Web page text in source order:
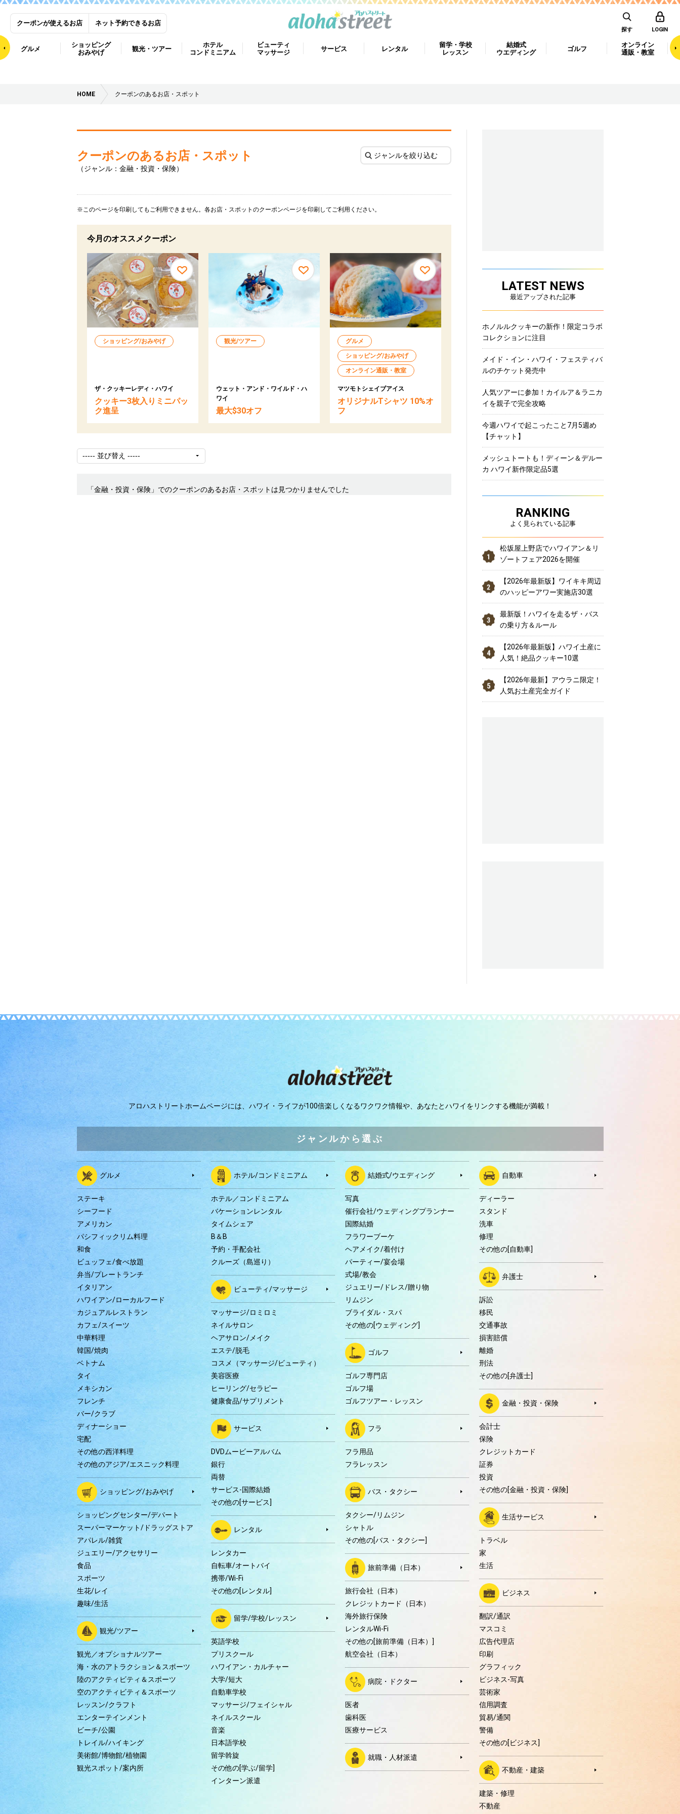
クーポンが使えるお店 ネット予約できるお店
探す LOGIN
グルメ
ショッピング
おみやげ
観光・ツアー
ホテル
コンドミニアム
ビューティ
マッサージ
サービス レンタル
留学・学校
レッスン
結婚式
ウエディング
ゴルフ
オンライン
通販・教室
HOME クーポンのあるお店・スポット
クーポンのあるお店・スポット
（ジャンル：金融・投資・保険）
ジャンルを絞り込む
※このページを印刷してもご利用できません。各お店・スポットのクーポンページを印刷してご利用ください。
今月のオススメクーポン
ショッピング/おみやげ
ザ・クッキーレディ・ハワイ
クッキー3枚入りミニパッ
ク進呈
観光/ツアー
ウェット・アンド・ワイルド・ハ
ワイ
最大$30オフ
グルメ
ショッピング/おみやげ
オンライン通販・教室
マツモトシェイブアイス
オリジナルTシャツ 10%オ
フ
「金融・投資・保険」でのクーポンのあるお店・スポットは見つかりませんでした
LATEST NEWS
最近アップされた記事
ホノルルクッキーの新作！限定コラボ
コレクションに注目
メイド・イン・ハワイ・フェスティバ
ルのチケット発売中
人気ツアーに参加！カイルア＆ラニカ
イを親子で完全攻略
今週ハワイで起こったこと7月5週め
【チャット】
メッシュトートも！ディーン＆デルー
カ ハワイ新作限定品5選
RANKING
よく見られている記事
松坂屋上野店でハワイアン＆リ
ゾートフェア2026を開催
【2026年最新版】ワイキキ周辺
のハッピーアワー実施店30選
最新版！ハワイを走るザ・バス
の乗り方＆ルール
【2026年最新版】ハワイ土産に
人気！絶品クッキー10選
【2026年最新】アウラニ限定！
人気お土産完全ガイド
アロハストリートホームページには、 ハワイ・ライフが100倍楽しくなるワクワク情報や、 あなたとハワイをリンクする機能が満載！
ジャンルから選ぶ
グルメ
ステーキ
シーフード
アメリカン
パシフィックリム料理
和食
ビュッフェ/食べ放題
弁当/プレートランチ
イタリアン
ハワイアン/ローカルフード
カジュアルレストラン
カフェ/スイーツ
中華料理
韓国/焼肉
ベトナム
タイ
メキシカン
フレンチ
バー/クラブ
ディナーショー
宅配
その他の西洋料理
その他のアジア/エスニック料理
ショッピング/おみやげ
ショッピングセンター/デパート
スーパーマーケット/ドラッグストア
アパレル/雑貨
ジュエリー/アクセサリー
食品
スポーツ
生花/レイ
趣味/生活
観光/ツアー
観光／オプショナルツアー
海・水のアトラクション＆スポーツ
陸のアクティビティ＆スポーツ
空のアクティビティ＆スポーツ
レッスン/クラフト
エンターテインメント
ビーチ/公園
トレイル/ハイキング
美術館/博物館/植物園
観光スポット/案内所
ホテル/コンドミニアム
ホテル／コンドミニアム
バケーションレンタル
タイムシェア
B＆B
予約・手配会社
クルーズ（島巡り）
ビューティ/マッサージ
マッサージ/ロミロミ
ネイルサロン
ヘアサロン/メイク
エステ/脱毛
コスメ（マッサージ/ビューティ）
美容医療
ヒーリング/セラピー
健康食品/サプリメント
サービス
DVDムービーアルバム
銀行
両替
サービス-国際結婚
その他の[サービス]
レンタル
レンタカー
自転車/オートバイ
携帯/Wi-Fi
その他の[レンタル]
留学/学校/レッスン
英語学校
プリスクール
ハワイアン・カルチャー
大学/短大
自動車学校
マッサージ/フェイシャル
ネイルスクール
音楽
日本語学校
留学斡旋
その他の[学ぶ/留学]
インターン派遣
結婚式/ウエディング
写真
催行会社/ウェディングプランナー
国際結婚
フラワーブーケ
ヘアメイク/着付け
パーティー/宴会場
式場/教会
ジュエリー/ドレス/贈り物
リムジン
ブライダル・スパ
その他の[ウェディング]
ゴルフ
ゴルフ専門店
ゴルフ場
ゴルフツアー・レッスン
フラ
フラ用品
フラレッスン
バス・タクシー
タクシー/リムジン
シャトル
その他の[バス・タクシー]
旅前準備（日本）
旅行会社（日本）
クレジットカード（日本）
海外旅行保険
レンタルWi-Fi
その他の[旅前準備（日本）]
航空会社（日本）
病院・ドクター
医者
歯科医
医療サービス
就職・人材派遣
自動車
ディーラー
スタンド
洗車
修理
その他の[自動車]
弁護士
訴訟
移民
交通事故
損害賠償
離婚
刑法
その他の[弁護士]
金融・投資・保険
会計士
保険
クレジットカード
証券
投資
その他の[金融・投資・保険]
生活サービス
トラベル
家
生活
ビジネス
翻訳/通訳
マスコミ
広告代理店
印刷
グラフィック
ビジネス-写真
芸術家
信用調査
貿易/通関
警備
その他の[ビジネス]
不動産・建築
建築・修理
不動産